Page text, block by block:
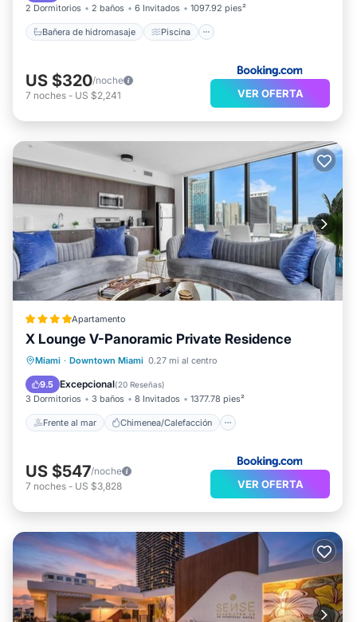
2 Dormitorios 2 baños 6 Invitados 1097.92 pies²
Bañera de hidromasaje Piscina
US $320/noche
7 noches - US $2,241 VER OFERTA
Apartamento
X Lounge V-Panoramic Private Residence
Miami · Downtown Miami 0.27 mi al centro
9.5 Excepcional(20 Reseñas)
3 Dormitorios 3 baños 8 Invitados 1377.78 pies²
Frente al mar Chimenea/Calefacción
Frente al mar
Chimenea/Calefacción
Piscina
Vista al mar
US $547/noche
7 noches - US $3,828 VER OFERTA